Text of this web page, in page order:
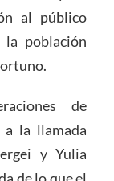
al público
población
de
la llamada
y Yulia